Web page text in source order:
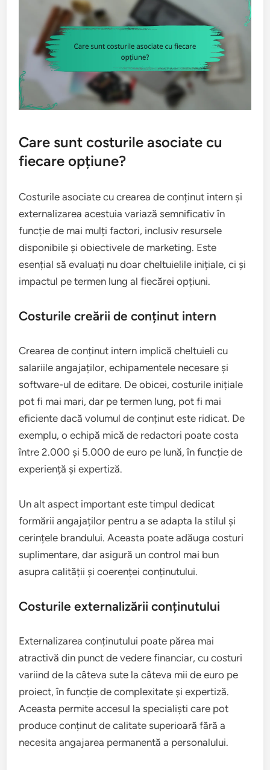
Care sunt costurile asociate cu
fiecare opțiune?
Costurile asociate cu crearea de conținut intern și
externalizarea acestuia variază semnificativ în
funcție de mai mulți factori, inclusiv resursele
disponibile și obiectivele de marketing. Este
esențial să evaluați nu doar cheltuielile inițiale, ci și
impactul pe termen lung al fiecărei opțiuni.
Costurile creării de conținut intern
Crearea de conținut intern implică cheltuieli cu
salariile angajaților, echipamentele necesare și
software-ul de editare. De obicei, costurile inițiale
pot fi mai mari, dar pe termen lung, pot fi mai
eficiente dacă volumul de conținut este ridicat. De
exemplu, o echipă mică de redactori poate costa
între 2.000 și 5.000 de euro pe lună, în funcție de
experiență și expertiză.
Un alt aspect important este timpul dedicat
formării angajaților pentru a se adapta la stilul și
cerințele brandului. Aceasta poate adăuga costuri
suplimentare, dar asigură un control mai bun
asupra calității și coerenței conținutului.
Costurile externalizării conținutului
Externalizarea conținutului poate părea mai
atractivă din punct de vedere financiar, cu costuri
variind de la câteva sute la câteva mii de euro pe
proiect, în funcție de complexitate și expertiză.
Aceasta permite accesul la specialiști care pot
produce conținut de calitate superioară fără a
necesita angajarea permanentă a personalului.